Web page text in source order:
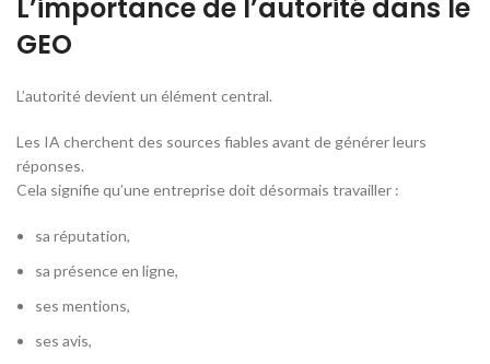
L’importance de l’autorité dans le
GEO
L’autorité devient un élément central.
Les IA cherchent des sources fiables avant de générer leurs
réponses.
Cela signifie qu’une entreprise doit désormais travailler :
sa réputation,
sa présence en ligne,
ses mentions,
ses avis,